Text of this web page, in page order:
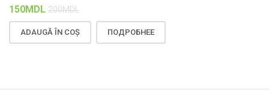
150MDL 200MDL
ADAUGĂ ÎN COȘ ПОДРОБНЕЕ